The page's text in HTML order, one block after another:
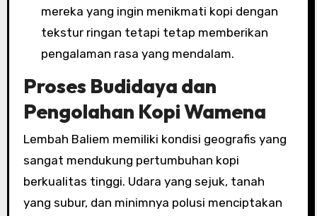
mereka yang ingin menikmati kopi dengan
tekstur ringan tetapi tetap memberikan
pengalaman rasa yang mendalam.
Proses Budidaya dan
Pengolahan Kopi Wamena
Lembah Baliem memiliki kondisi geografis yang
sangat mendukung pertumbuhan kopi
berkualitas tinggi. Udara yang sejuk, tanah
yang subur, dan minimnya polusi menciptakan